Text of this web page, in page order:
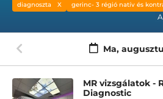
diagnoszta gerinc- 3 régió natív és
Ma,
MR vizsgálatok -
Diagnostic